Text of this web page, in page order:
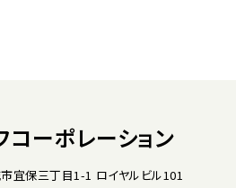
ーポレーション
宜保三丁目1-1 ロイヤルビル101